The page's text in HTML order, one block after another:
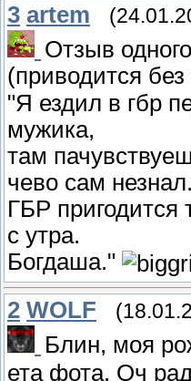
3 artem
Отзыв
(приводится
"Я ездил в гбр
мужика,
там
чево сам незнал.
ГБР пригодится
с утра.
Богдаша."
2 WOLF
Блин, моя
ета фота. Оч